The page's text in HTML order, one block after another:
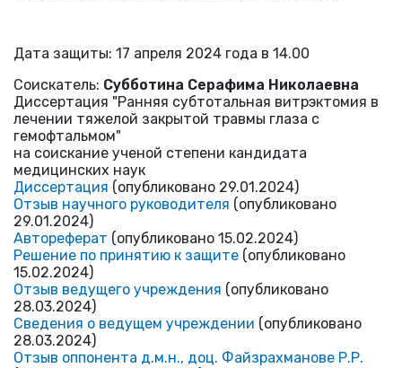
Дата защиты: 17 апреля 2024 года в 14.00
Cоискатель: Субботина Серафима Николаевна
Диссертация "Ранняя субтотальная витрэктомия в
лечении тяжелой закрытой травмы глаза с
гемофтальмом"
на соискание ученой степени кандидата
медицинских наук
Диссертация (опубликовано 29.01.2024)
Отзыв научного руководителя (опубликовано
29.01.2024)
Автореферат (опубликовано 15.02.2024)
Решение по принятию к защите (опубликовано
15.02.2024)
Отзыв ведущего учреждения (опубликовано
28.03.2024)
Сведения о ведущем учреждении (опубликовано
28.03.2024)
Отзыв оппонента д.м.н., доц. Файзрахманове Р.Р.